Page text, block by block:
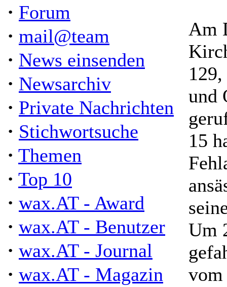
· Forum
· mail@team
· News einsenden
· Newsarchiv
· Private Nachrichten
· Stichwortsuche
· Themen
· Top 10
· wax.AT - Award
· wax.AT - Benutzer
· wax.AT - Journal
· wax.AT - Magazin
Am
und
15
Um
vom